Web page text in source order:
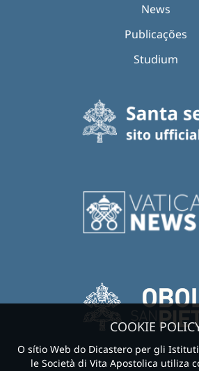
News
Publicações
Studium
COOKIE
O sítio Web do Dicastero per gli
le Società di Vita Apostolica utiliza